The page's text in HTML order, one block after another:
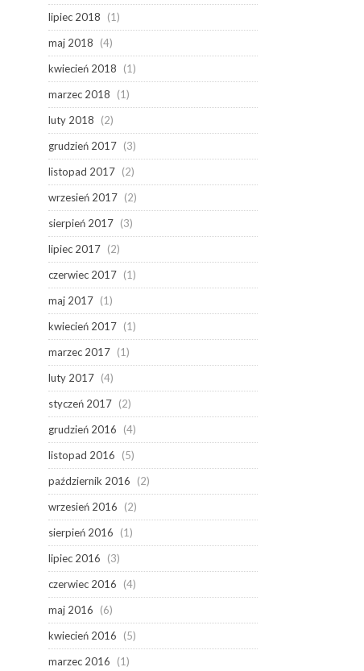
lipiec 2018
(1)
maj 2018
(4)
kwiecień 2018
(1)
marzec 2018
(1)
luty 2018
(2)
grudzień 2017 (3)
listopad 2017 (2)
wrzesień 2017 (2)
sierpień 2017 (3)
lipiec 2017 (2)
czerwiec 2017 (1)
maj 2017 (1)
kwiecień 2017 (1)
marzec 2017 (1)
luty 2017 (4)
styczeń 2017 (2)
grudzień 2016
(4)
listopad 2016
(5)
październik 2016
(2)
wrzesień 2016
(2)
sierpień 2016
(1)
lipiec 2016
(3)
czerwiec 2016
(4)
maj 2016
(6)
kwiecień 2016
(5)
marzec 2016
(1)